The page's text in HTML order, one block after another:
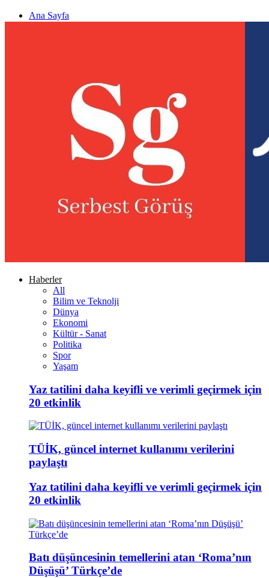
Ana Sayfa
Haberler
All
Bilim ve Teknolji
Dünya
Ekonomi
Kültür - Sanat
Politika
Spor
Yaşam
Yaz tatilini daha keyifli ve verimli geçirmek için
20 etkinlik
TÜİK, güncel internet kullanımı verilerini
paylaştı
Yaz tatilini daha keyifli ve verimli geçirmek için
20 etkinlik
Batı düşüncesinin temellerini atan ‘Roma’nın
Düşüşü’ Türkçe’de